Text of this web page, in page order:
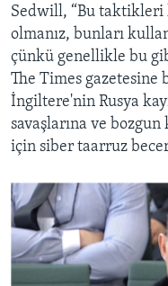
Sedwill, “Bu taktikleri
olmanız, bunları
çünkü genellikle bu
The Times
İngiltere'nin Rusya
savaşlarına ve
için siber taarruz